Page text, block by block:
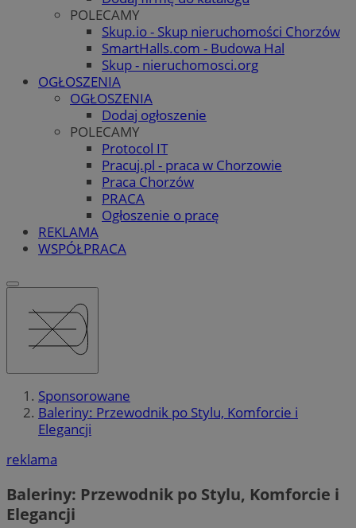
POLECAMY
Skup.io - Skup nieruchomości Chorzów
SmartHalls.com - Budowa Hal
Skup - nieruchomosci.org
OGŁOSZENIA
OGŁOSZENIA
Dodaj ogłoszenie
POLECAMY
Protocol IT
Pracuj.pl - praca w Chorzowie
Praca Chorzów
PRACA
Ogłoszenie o pracę
REKLAMA
WSPÓŁPRACA
Sponsorowane
Baleriny: Przewodnik po Stylu, Komforcie i
Elegancji
reklama
Baleriny: Przewodnik po Stylu, Komforcie i
Elegancji